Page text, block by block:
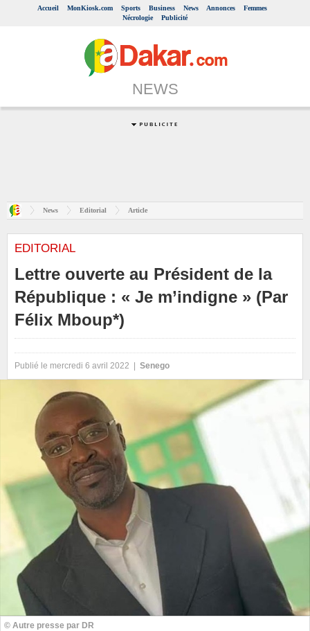
Accueil MonKiosk.com Sports Business News Annonces
Femmes
Nécrologie
Publicité
NEWS
News Editorial Article
EDITORIAL
Lettre ouverte au Président de la
République : « Je m’indigne » (Par
Félix Mboup*)
Publié le mercredi 6 avril 2022 | Senego
© Autre presse par DR